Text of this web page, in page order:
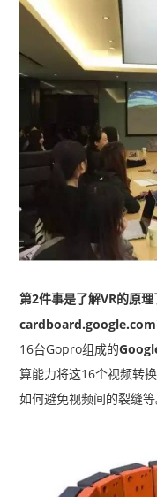
第2件事是了解VR的原
cardboard.google.com
16台Gopro组成的
算能力将这16个视频转
如何避免视频间的裂缝等